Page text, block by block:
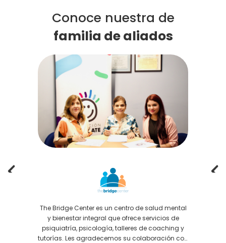
Conoce nuestra de
familia de aliados
The Bridge Center es un centro de salud mental
y bienestar integral que ofrece servicios de
psiquiatría, psicología, talleres de coaching y
tutorías. Les agradecemos su colaboración con